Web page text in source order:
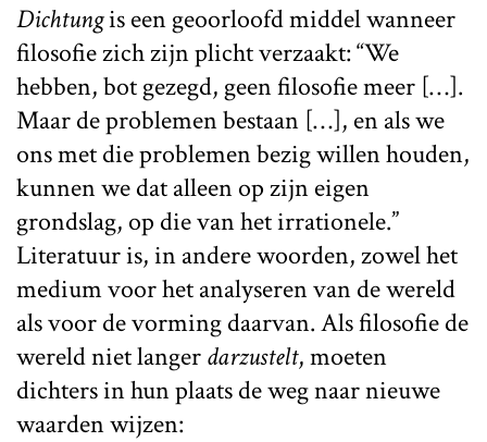
Dichtungis een geoorloofd middel wanneer
filosofie zich zijn plicht verzaakt: “We
hebben, bot gezegd, geen filosofie meer […].
Maar de problemen bestaan […], en als we
ons met die problemen bezig willen houden,
kunnen we dat alleen op zijn eigen
grondslag, op die van het irrationele.”
Literatuur is, in andere woorden, zowel het
medium voor het analyseren van de wereld
als voor de vorming daarvan. Als filosofie de
wereld niet langerdarzustelt, moeten
dichters in hun plaats de weg naar nieuwe
waarden wijzen: